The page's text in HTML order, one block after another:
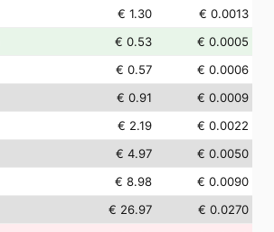
€ 1.30
€ 0.0013
€ 0.53
€ 0.0005
€ 0.57
€ 0.0006
€ 0.91
€ 0.0009
€ 2.19
€ 0.0022
€ 4.97
€ 0.0050
€ 8.98
€ 0.0090
€ 26.97
€ 0.0270